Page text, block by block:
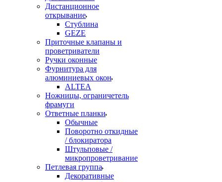
Дистанционное
открывание
Стублина
GEZE
Приточные клапаны и
проветриватели
Ручки оконные
Фурнитура для
алюминиевых окон
ALTEA
Ножницы, ограничетель
фрамуги
Ответные планки
Обычные
Поворотно откидные
/ блокиратора
Штульповые /
микропроветривание
Петлевая группа
Декоративные